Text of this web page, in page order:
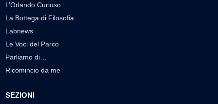
L’Orlando Curioso
La Bottega di Filosofia
Labnews
Le Voci del Parco
Parliamo di…
Ricomincio da me
SEZIONI